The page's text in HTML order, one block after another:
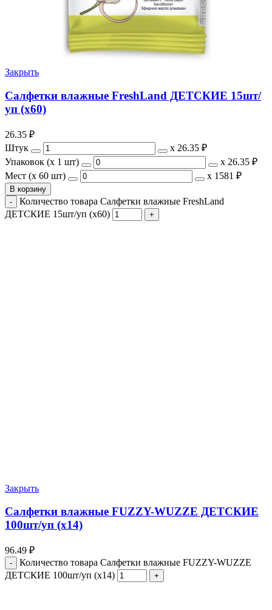
Закрыть
Салфетки влажные FreshLand ДЕТСКИЕ 15шт/
уп (х60)
26.35 ₽
Штук
х 26.35 ₽
Упаковок (x 1 шт)
х 26.35 ₽
Мест (x 60 шт)
х 1581 ₽
В корзину
Количество товара Салфетки влажные FreshLand
ДЕТСКИЕ 15шт/уп (х60)
Закрыть
Салфетки влажные FUZZY-WUZZE ДЕТСКИЕ
100шт/уп (х14)
96.49 ₽
Количество товара Салфетки влажные FUZZY-WUZZE
ДЕТСКИЕ 100шт/уп (х14)